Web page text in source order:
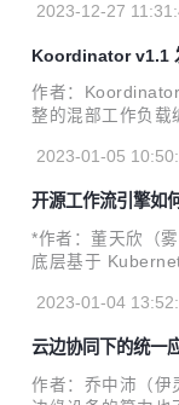
测能力等。
2023-12-27
Koordinator v1.1
作者：
整的混部工作负载
空闲节点资源并分
的资源利用效率
今一共迭代发布了
社区吸纳了包括阿
赞等在内的大量优
布 Koordinator
2023-01-05
开源工作流引擎如
*作者：董天欣（
底层基于
程中也遇到了许多
这些挑战，并进
Vela 社区针对这
开源可复制解决
绍 SAE 使用
2023-01-04
云边协同下的统一
ela 的解决方案
作者：乔中沛（伊